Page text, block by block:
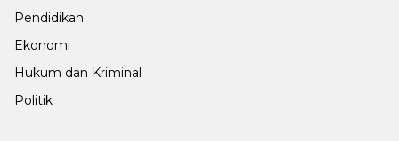
Pendidikan
Ekonomi
Hukum dan Kriminal
Politik